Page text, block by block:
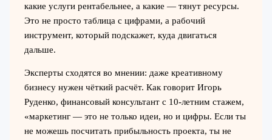
какие услуги рентабельнее, а какие — тянут ресурсы.
Это не просто таблица с цифрами, а рабочий
инструмент, который подскажет, куда двигаться
дальше.
Эксперты сходятся во мнении: даже креативному
бизнесу нужен чёткий расчёт. Как говорит Игорь
Руденко, финансовый консультант с 10-летним стажем,
«маркетинг — это не только идеи, но и цифры. Если ты
не можешь посчитать прибыльность проекта, ты не